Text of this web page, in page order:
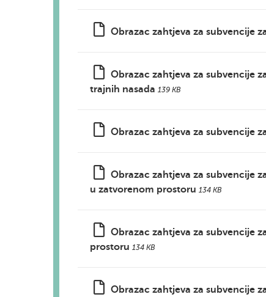
Obrazac zahtjeva za subvencije
Obrazac zahtjeva za subvencije
trajnih nasada 139 KB
Obrazac zahtjeva za subvencije
Obrazac zahtjeva za subvencije
u zatvorenom prostoru 134 KB
Obrazac zahtjeva za subvencije
prostoru 134 KB
Obrazac zahtjeva za subvencije